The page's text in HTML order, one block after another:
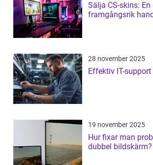
Sälja CS-skins:
framgångsrik
28 november 2025
Effektiv IT-
19 november 2025
Hur fixar man
dubbel bildskärm?